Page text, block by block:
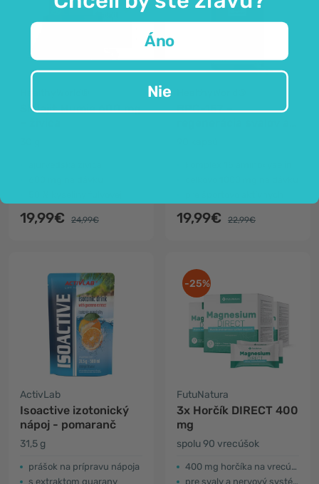
Shilajit Mumie 600 mg
19,99€ 24,99€
BPC-157 –
19,99€ 22,99€
ActivLab
Isoactive izotonický
nápoj - pomaranč
31,5 g
prášok na prípravu nápoja
s extraktom guarany
-25%
FutuNatura
3x Horčík DIRECT 400
mg
spolu 90 vrecúšok
400 mg horčíka na vrecúško
pre svaly a nervový systém
Áno
Nie